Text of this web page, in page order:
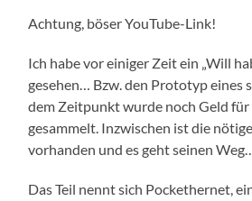
Achtung, böser YouTube-Link!
Ich habe vor einiger Zeit ein „Will
gesehen… Bzw. den Prototyp eines
dem Zeitpunkt wurde noch Geld
gesammelt. Inzwischen ist die
vorhanden und es geht seinen
Das Teil nennt sich Pockethernet,